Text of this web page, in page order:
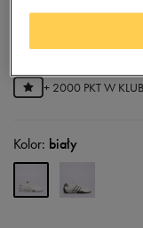
(najniższa
299,99złz Vat
+ 2000 PKT W
Kolor: biały